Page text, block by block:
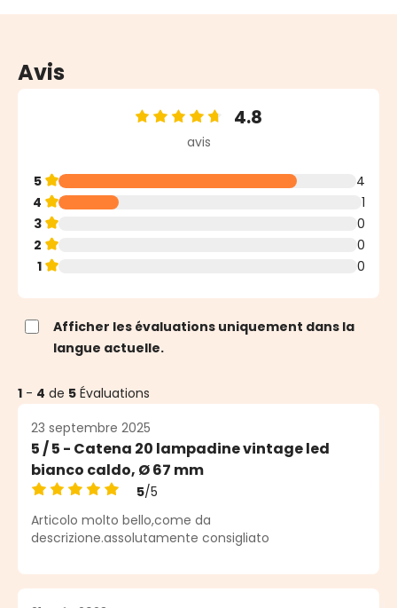
Avis
Note moyenne de 4.8 sur 5 étoiles
4.8
avis
5
4
4
1
3
0
2
0
1
0
Afficher les évaluations uniquement dans la
langue actuelle.
1 - 4 de 5 Évaluations
23 septembre 2025
5 / 5 - Catena 20 lampadine vintage led
bianco caldo, Ø 67 mm
Note moyenne de 5 sur 5 étoiles
5/5
Articolo molto bello,come da
descrizione.assolutamente consigliato